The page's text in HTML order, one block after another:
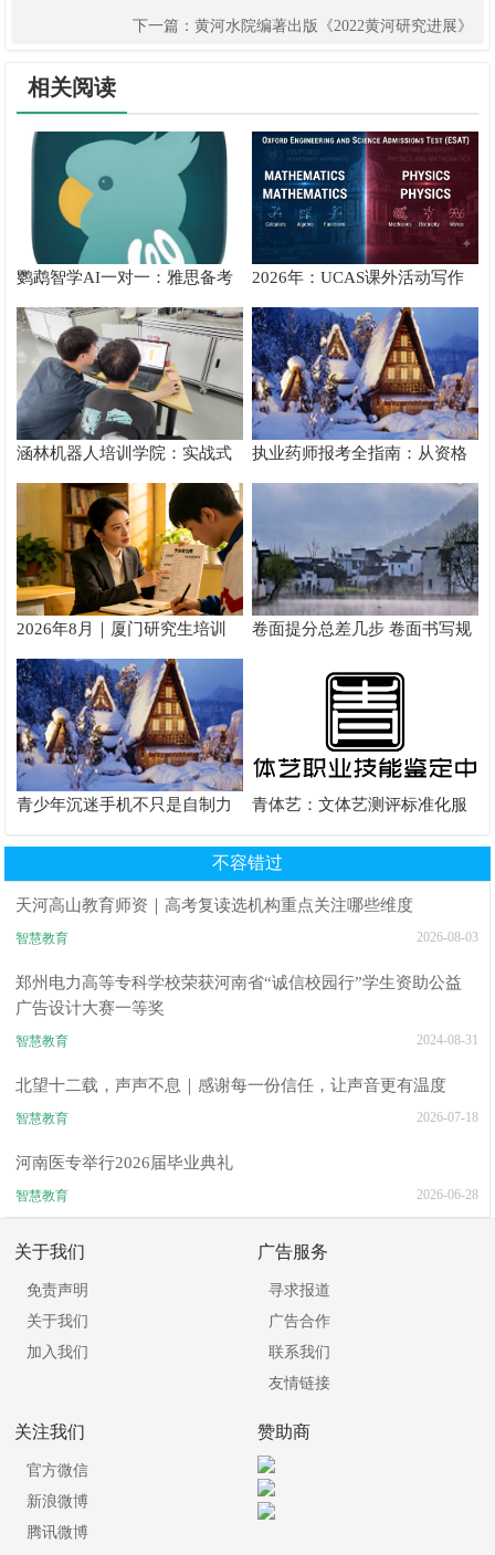
群的“硬核”育人之路下一篇： 黄河水院编著出版《2022黄河研究进展》
相关阅读
鹦鹉智学AI一对一：雅思备考
真实提分测评
2026年：UCAS课外活动写作
攻略
涵林机器人培训学院：实战式
教学如何炼成
执业药师报考全指南：从资格
核验到备考落地完整手册
2026年8月｜厦门研究生培训
推荐
卷面提分总差几步 卷面书写规
青少年沉迷手机不只是自制力
青体艺：文体艺测评标准化服
不容错过
天河高山教育师资｜高考复读选机构重点关注哪些维度
智慧教育 2026-08-03
郑州电力高等专科学校荣获河南省“诚信校园行”学生资助公益
广告设计大赛一等奖
智慧教育 2024-08-31
北望十二载，声声不息｜感谢每一份信任，让声音更有温度
智慧教育 2026-07-18
河南医专举行2026届毕业典礼
智慧教育 2026-06-28
关于我们
免责声明
关于我们
加入我们
广告服务
寻求报道
广告合作
联系我们
友情链接
关注我们
官方微信
新浪微博
腾讯微博
赞助商